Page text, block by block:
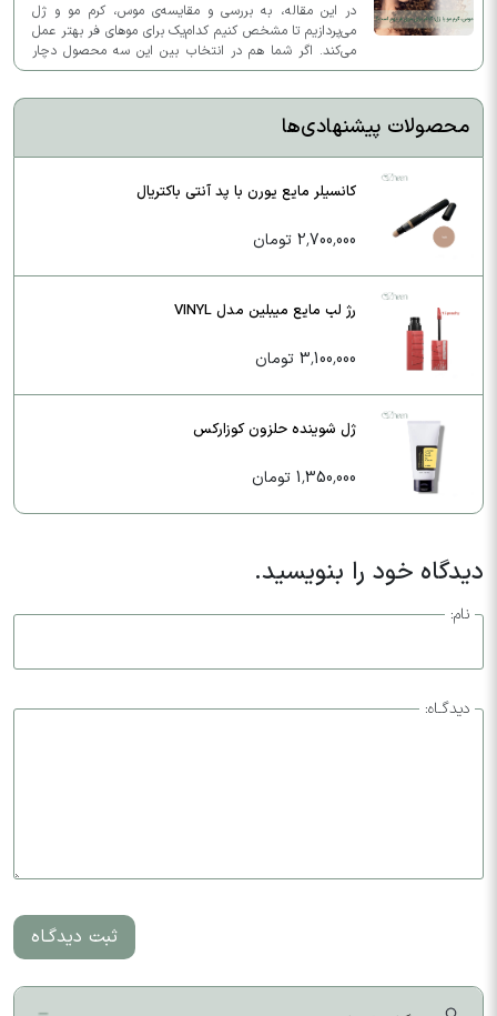
در این مقاله، به بررسی و مقایسه‌ی موس، کرم مو و ژل
می‌پردازیم تا مشخص کنیم کدام‌یک برای موهای فر بهتر عمل
می‌کند. اگر شما هم در انتخاب بین این سه محصول دچار
تردید شده‌اید، این مطلب به شما کمک خواهد کرد.
محصولات پیشنهادی‌ها
کانسیلر مایع یورن با پد آنتی باکتریال
2,700,000 تومان
رژ لب مایع میبلین مدل VINYL
3,100,000 تومان
ژل شوینده حلزون کوزارکس
1,350,000 تومان
دیدگاه خود را بنویسید.
نام:
دیدگـاه:
ثبت دیدگـاه